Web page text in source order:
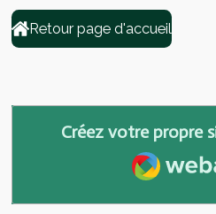
Retour page d'accueil
Créez votre propre
Webador